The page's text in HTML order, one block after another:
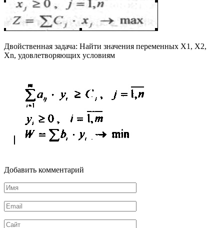
Двойственная задача: Найти значения переменных X1, X2,
Xn, удовлетворяющих условиям
Добавить комментарий
Имя
*
Email
*
Сайт